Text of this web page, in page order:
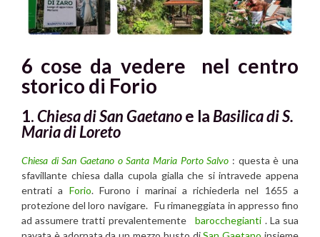
6 cose da vedere nel centro
storico di Forio
1.Chiesa di San Gaetanoe la Basilica di S.
Maria di Loreto
Chiesa di San Gaetano o Santa Maria Porto Salvo : questa è una
sfavillante chiesa dalla cupola gialla che si intravede appena
entrati a Forio. Furono i marinai a richiederla nel 1655 a
protezione del loro navigare. Fu rimaneggiata in appresso fino
ad assumere tratti prevalentemente
barocchegianti . La sua